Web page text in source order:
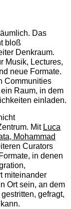
Das
bloß
Denkraum.
Musik, Lectures,
neue Formate.
Communities
Raum, in dem
einladen.
Mit Luca
Mohammad
Curators
in denen
miteinander
Ort sein, an dem
gefragt,